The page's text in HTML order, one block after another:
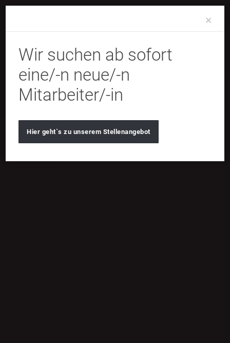
×
Wir suchen ab sofort
eine/-n neue/-n
Mitarbeiter/-in
Hier geht`s zu unserem Stellenangebot